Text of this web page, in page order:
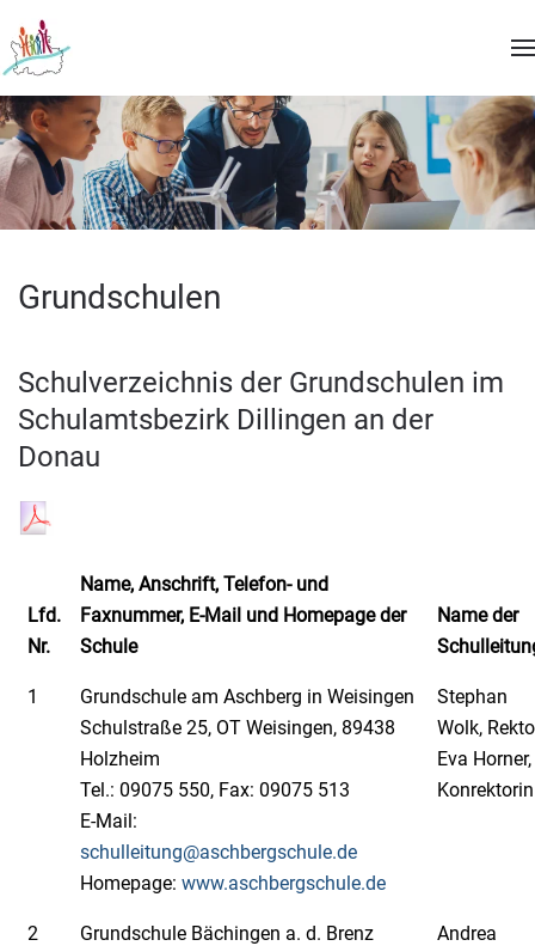
Skip to main content
Grundschulen
Schulverzeichnis der Grundschulen im
Schulamtsbezirk Dillingen an der
Donau
Lfd.
Nr.
Name, Anschrift, Telefon- und
Faxnummer, E-Mail und Homepage der
Schule
Name der
1
Grundschule am Aschberg in Weisingen
Schulstraße 25, OT Weisingen, 89438
Holzheim
Tel.: 09075 550, Fax: 09075 513
E-Mail:
schulleitung@aschbergschule.de
Homepage: www.aschbergschule.de
Stephan
Wolk,
Eva Horner,
Konrektorin
2
Grundschule Bächingen a. d. Brenz
Andrea